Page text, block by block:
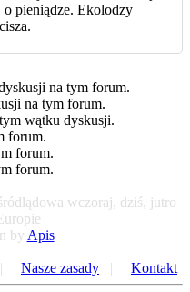
pieniądze. Ekolodzy
na tym forum.
na tym forum.
wątku dyskusji.
forum.
forum.
forum.
wczoraj, dziś, jutro
by Apis
Nasze zasady | Kontakt